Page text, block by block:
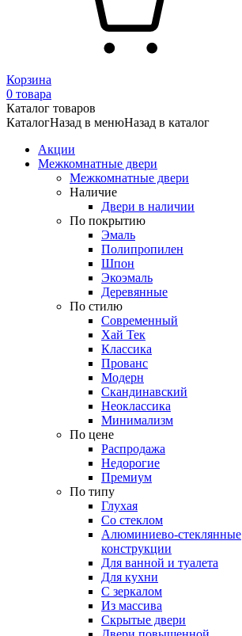
Корзина
0 товара
Каталог товаров
КаталогНазад в менюНазад в каталог
Акции
Межкомнатные двери
Межкомнатные двери
Наличие
Двери в наличии
По покрытию
Эмаль
Полипропилен
Шпон
Экоэмаль
Деревянные
По стилю
Современный
Хай Тек
Классика
Прованс
Модерн
Скандинавский
Неоклассика
Минимализм
По цене
Распродажа
Недорогие
Премиум
По типу
Глухая
Со стеклом
Алюминиево-стеклянные
конструкции
Для ванной и туалета
Для кухни
С зеркалом
Из массива
Скрытые двери